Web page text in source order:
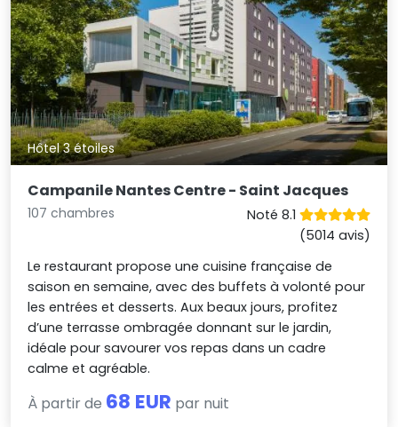
Hôtel 3 étoiles
Campanile Nantes Centre - Saint Jacques
107 chambres
Noté 8.1
(5014 avis)
Le restaurant propose une cuisine française de
saison en semaine, avec des buffets à volonté pour
les entrées et desserts. Aux beaux jours, profitez
d’une terrasse ombragée donnant sur le jardin,
idéale pour savourer vos repas dans un cadre
calme et agréable.
À partir de 68 EUR par nuit